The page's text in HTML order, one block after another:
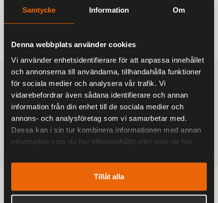
Samtycke Information Om
Denna webbplats använder cookies
Vi använder enhetsidentifierare för att anpassa innehållet
och annonserna till användarna, tillhandahålla funktioner
för sociala medier och analysera vår trafik. Vi
vidarebefordrar även sådana identifierare och annan
information från din enhet till de sociala medier och
annons- och analysföretag som vi samarbetar med.
Dessa kan i sin tur kombinera informationen med annan
information som du har tillhandahållit eller som de har
Tillåt alla
187 kr
249 kr
FRAKTFRITT
På alla ordrar över 2000 kr
1-3 DAGAR LEVERANS
Inom Sverige med DHL
SÄKRA BETALNINGAR
Betalkort, Klarna eller Swish